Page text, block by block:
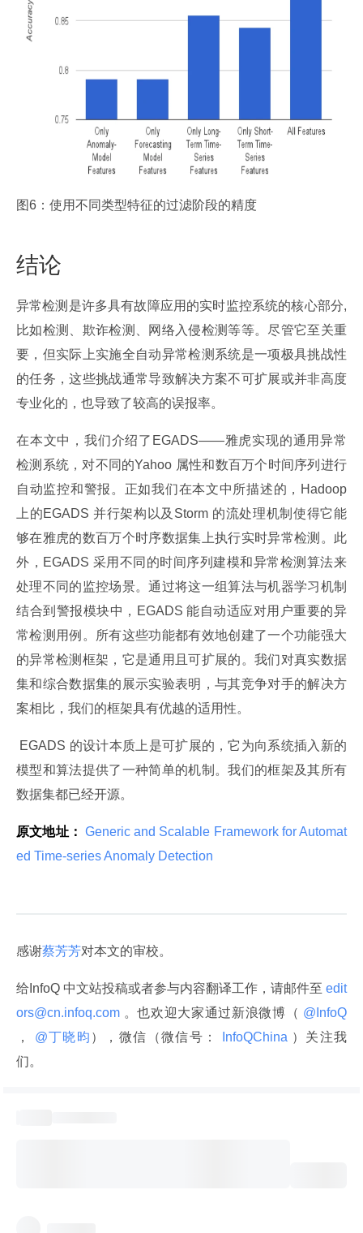
图6：使用不同类型特征的过滤阶段的精度
结论
异常检测是许多具有故障应用的实时监控系统的核心部分,
比如检测、欺诈检测、网络入侵检测等等。尽管它至关重
要，但实际上实施全自动异常检测系统是一项极具挑战性
的任务，这些挑战通常导致解决方案不可扩展或并非高度
专业化的，也导致了较高的误报率。
在本文中，我们介绍了EGADS——雅虎实现的通用异常
检测系统，对不同的Yahoo 属性和数百万个时间序列进行
自动监控和警报。正如我们在本文中所描述的，Hadoop
上的EGADS 并行架构以及Storm 的流处理机制使得它能
够在雅虎的数百万个时序数据集上执行实时异常检测。此
外，EGADS 采用不同的时间序列建模和异常检测算法来
处理不同的监控场景。通过将这一组算法与机器学习机制
结合到警报模块中，EGADS 能自动适应对用户重要的异
常检测用例。所有这些功能都有效地创建了一个功能强大
的异常检测框架，它是通用且可扩展的。我们对真实数据
集和综合数据集的展示实验表明，与其竞争对手的解决方
案相比，我们的框架具有优越的适用性。
模型和算法提供了一种简单的机制。我们的框架及其所有
数据集都已经开源。
原文地址： Generic and Scalable Framework for Automat
ed Time-series Anomaly Detection
感谢蔡芳芳对本文的审校。
给InfoQ 中文站投稿或者参与内容翻译工作，请邮件至 edit
ors@cn.infoq.com 。也欢迎大家通过新浪微博（
，
@丁晓昀 ），微信（微信号： InfoQChina ）关注我
们。